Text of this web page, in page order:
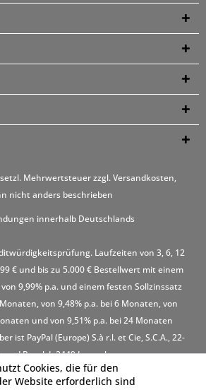
Mehrwertsteuer zzgl.Versandkosten,
nicht anders beschrieben
innerhalb Deutschlands
Laufzeiten von 3, 6, 12
€ und bis zu 5.000 € Bestellwert mit einem
9,99% p.a. und einem festen Sollzinssatz
von 9,48% p.a. bei 6 Monaten, von
und von 9,51% p.a. bei 24 Monaten
ist PayPal (Europe) S.à r.l. et Cie, S.C.A., 22-
Royal, L-2449 Luxembourg
Cookies, die für den
Website erforderlich sind